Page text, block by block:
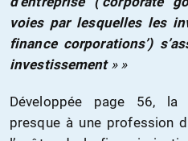
voies par lesquelles les
finance corporations’)
investissement» »
Développée page 56, la
presque à une profession